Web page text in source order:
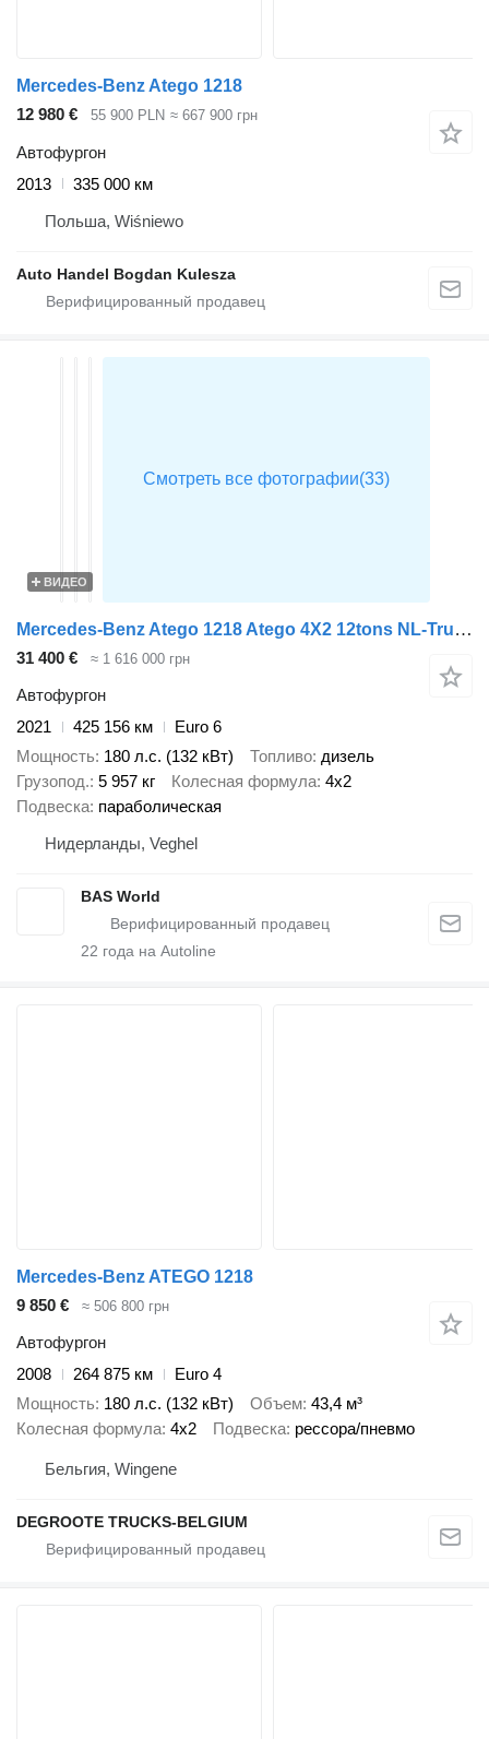
Mercedes-Benz Atego 1218
12 980 €
55 900 PLN ≈ 667 900 грн
Автофургон
2013
335 000 км
Польша, Wiśniewo
Auto Handel Bogdan Kulesza
ВИДЕО
Mercedes-Benz Atego 1218 Atego 4X2 12tons NL-Truck APK Automatic Cruise contro
31 400 € ≈ 1 616 000 грн
Автофургон
2021
425 156 км
Euro 6
Мощность 180 л.с. (132 кВт) Топливо дизель
Грузопод. 5 957 кг Колесная формула 4x2
Подвеска параболическая
Нидерланды, Veghel
BAS World
22 года на Autoline
Mercedes-Benz ATEGO 1218
9 850 €
≈ 506 800 грн
Автофургон
2008
264 875 км
Euro 4
Мощность 180 л.с. (132 кВт) Объем 43,4 м³
Колесная формула 4x2 Подвеска рессора/пневмо
Бельгия, Wingene
DEGROOTE TRUCKS-BELGIUM